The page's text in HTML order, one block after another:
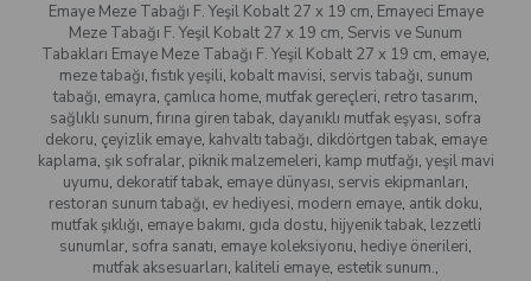
Emaye Meze Tabağı F. Yeşil Kobalt 27 x 19 cm, Emayeci Emaye
Meze Tabağı F. Yeşil Kobalt 27 x 19 cm, Servis ve Sunum
Tabakları Emaye Meze Tabağı F. Yeşil Kobalt 27 x 19 cm, emaye,
meze tabağı,fıstık yeşili, kobalt mavisi, servis tabağı, sunum
tabağı, emayra, çamlıca home, mutfak gereçleri, retro tasarım,
sağlıklı sunum, fırına giren tabak, dayanıklı mutfak eşyası, sofra
dekoru, çeyizlik emaye, kahvaltı tabağı, dikdörtgen tabak, emaye
kaplama, şık sofralar, piknik malzemeleri, kamp mutfağı, yeşil mavi
uyumu, dekoratif tabak, emaye dünyası, servis ekipmanları,
restoran sunum tabağı, ev hediyesi, modern emaye, antik doku,
mutfak şıklığı, emaye bakımı, gıda dostu, hijyenik tabak, lezzetli
sunumlar, sofra sanatı, emaye koleksiyonu, hediye önerileri,
mutfak aksesuarları, kaliteli emaye, estetik sunum.,